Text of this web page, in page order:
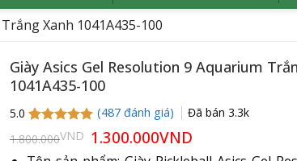
Xanh 1041A435-100
Giày Asics Gel Resolution 9 Aquarium
1041A435-100
5.0
5.0trên 5
dựa trên
487
đánh giá
(487đánh giá) Đã bán 3.3k
1.800.000VND Giá
gốc
là:
1.300.000VND
tại